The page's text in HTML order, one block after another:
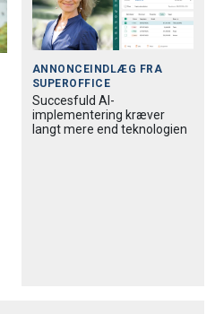
ANNONCEINDLÆG FRA
SUPEROFFICE
Succesfuld AI-
implementering kræver
langt mere end teknologien